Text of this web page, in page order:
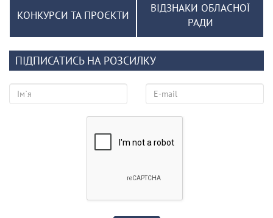
КОНКУРСИ ТА ПРОЄКТИ
ВІДЗНАКИ ОБЛАСНОЇ
РАДИ
ПІДПИСАТИСЬ НА РОЗСИЛКУ